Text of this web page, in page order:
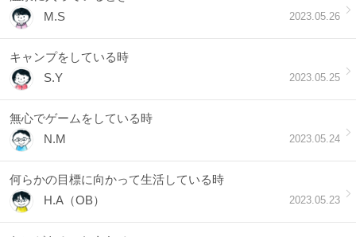
2023.05.26
M.S
2023.05.25
S.Y
キャンプをしている時
2023.05.24
N.M
無心でゲームをしている時
2023.05.23
H.A（OB）
何らかの目標に向かって生活している時